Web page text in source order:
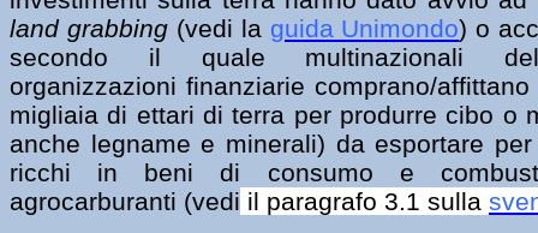
land grabbing (vedi la guida Unimondo) o
secondo il quale multinazionali
organizzazioni finanziarie comprano/
migliaia di ettari di terra per produrre cibo o
anche legname e minerali) da esportare
ricchi in beni di consumo e
agrocarburanti (vedi il paragrafo 3.1 sulla